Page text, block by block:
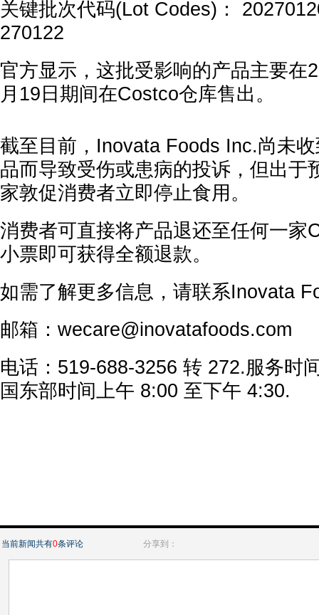
关键批次代码(Lot Codes)：
270122
官方显示，这批受影响的产品主要在
月19日期间在Costco仓库售出。
截至目前，Inovata Foods Inc.尚未
品而导致受伤或患病的投诉，但出于
家敦促消费者立即停止食用。
消费者可直接将产品退还至任何一家
小票即可获得全额退款。
如需了解更多信息，请联系Inovata
邮箱：wecare@inovatafoods.com
电话：519-688-3256 转 272.服务时
国东部时间上午 8:00 至下午 4:30.
当前新闻共有0条评论 分享到：